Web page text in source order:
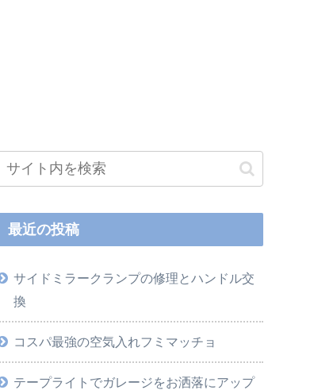
最近の投稿
サイドミラークランプの修理とハンドル交
換
コスパ最強の空気入れフミマッチョ
テープライトでガレージをお洒落にアップ